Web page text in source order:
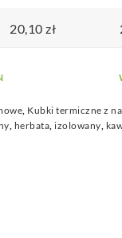
20,10 zł
, Kubki termiczne z
, herbata, izolowany,